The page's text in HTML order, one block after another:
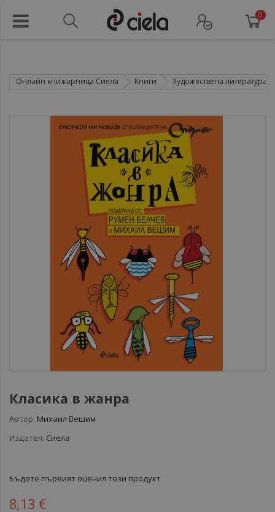
0
Онлайн книжарница Сиела Книги Художествена литература
Класика в жанра
Автор: Михаил Вешим
Издател: Сиела
Бъдете първият оценил този продукт
8,13 €